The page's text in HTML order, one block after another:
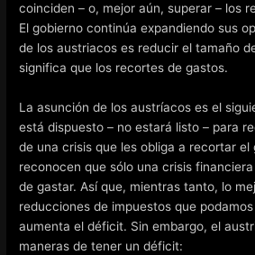
coinciden – o, mejor aún, superar – los
El gobierno continúa expandiendo sus
de los austriacos es reducir el tamaño
significa que los recortes de gastos.
La asunción de los austríacos es el
está dispuesto – no estará listo – para
de una crisis que les obliga a recortar el
reconocen que sólo una crisis
de gastar. Así que, mientras tanto, lo
reducciones de impuestos que
aumenta el déficit. Sin embargo, el
maneras de tener un déficit: